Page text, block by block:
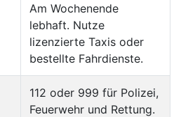
Am Wochenende
lebhaft. Nutze
lizenzierte Taxis oder
bestellte Fahrdienste.
112 oder 999 für Polizei,
Feuerwehr und Rettung.